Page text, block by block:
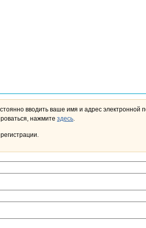
вводить ваше имя и адрес электронной
кабинете. Чтобы зарегистрироваться, нажмите здесь.